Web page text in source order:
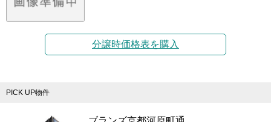
分譲時価格表を購入
PICK UP物件